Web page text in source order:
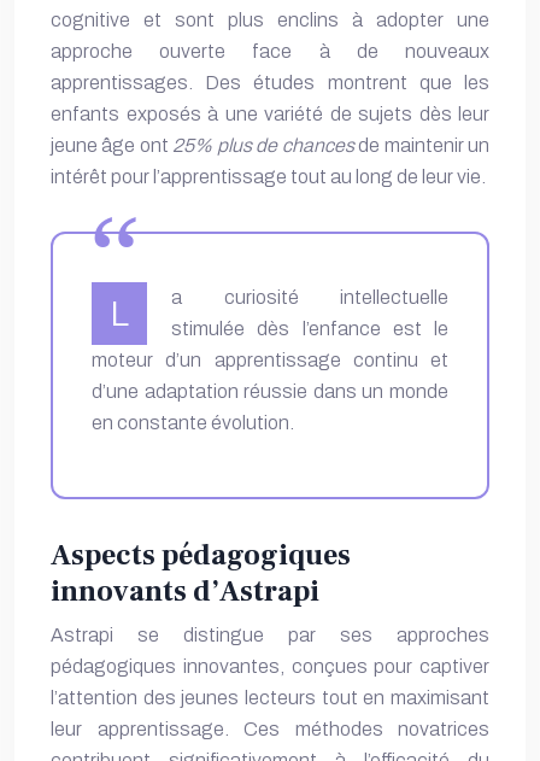
cognitive et sont plus enclins à adopter une
approche ouverte face à de nouveaux
apprentissages. Des études montrent que les
enfants exposés à une variété de sujets dès leur
jeune âge ont 25% plus de chancesde maintenir un
intérêt pour l’apprentissage tout au long de leur vie.
L
a curiosité intellectuelle
stimulée dès l’enfance est le
moteur d’un apprentissage continu et
d’une adaptation réussie dans un monde
en constante évolution.
Aspects pédagogiques
innovants d’Astrapi
Astrapi se distingue par ses approches
pédagogiques innovantes, conçues pour captiver
l’attention des jeunes lecteurs tout en maximisant
leur apprentissage. Ces méthodes novatrices